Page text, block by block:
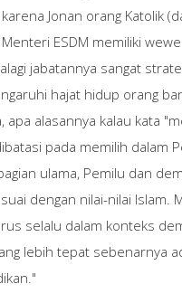
Jonan orang Katolik
ESDM memiliki
jabatannya sangat
hajat hidup orang
apa alasannya kalau kata
pada memilih dalam
ulama, Pemilu dan
dengan nilai-nilai Islam.
selalu dalam konteks
lebih tepat sebenarnya